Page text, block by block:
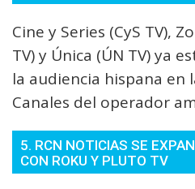
Cine y Series (CyS TV),
TV) y Única (ÚN TV) ya
la audiencia hispana en
Canales del operador
5. RCN NOTICIAS SE
CON ROKU Y PLUTO TV